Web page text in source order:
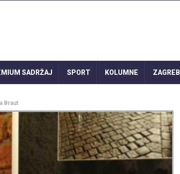
SADRŽAJ SPORT KOLUMNE ZAGREB
Braut